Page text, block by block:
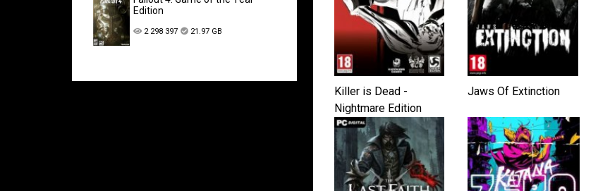
Edition
2 298 397 21.97 GB
Killer is Dead -
Nightmare Edition
(2014)
Jaws Of Extinction